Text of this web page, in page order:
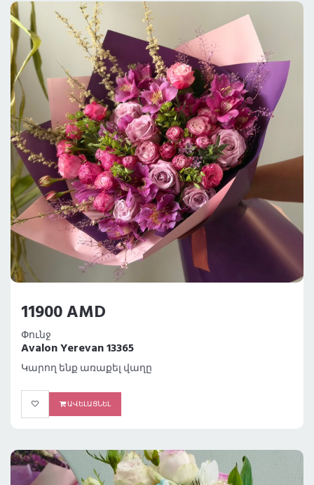
11900 AMD
Փունջ
Avalon Yerevan 13365
Կարող ենք առաքել վաղը
ԱՎԵԼԱՑՆԵԼ